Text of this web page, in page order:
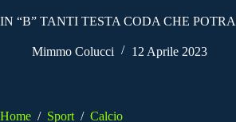
IN “B” TANTI TESTA CODA CHE
Mimmo Colucci 12 Aprile 2023
Home / Sport / Calcio